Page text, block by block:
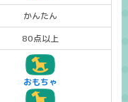
かんたん
80点以上
おもちゃ